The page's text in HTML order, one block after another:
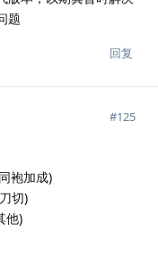
题
回复
#125
袍加成)
切)
他)